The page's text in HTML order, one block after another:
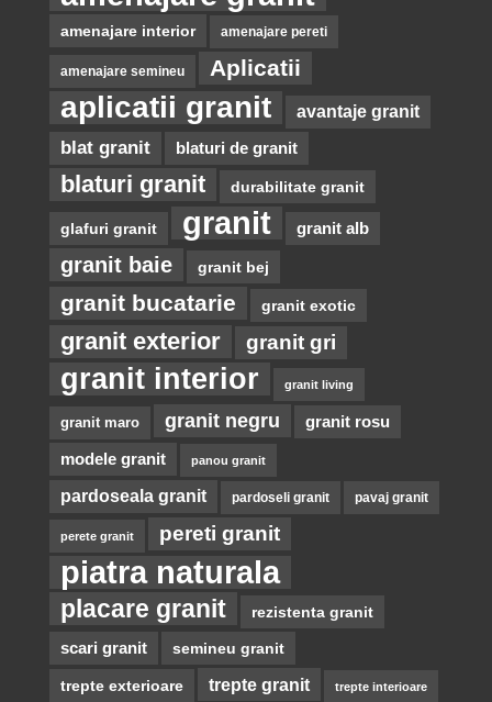
amenajare interior amenajare pereti
amenajare semineu Aplicatii
aplicatii granit avantaje granit
blat granit blaturi de granit
blaturi granit durabilitate granit
glafuri granit granit granit alb
granit baie granit bej
granit bucatarie granit exotic
granit exterior granit gri
granit interior granit living
granit maro granit negru granit rosu
modele granit panou granit
pardoseala granit pardoseli granit pavaj granit
perete granit pereti granit
piatra naturala
placare granit rezistenta granit
scari granit semineu granit
trepte exterioare trepte granit trepte interioare